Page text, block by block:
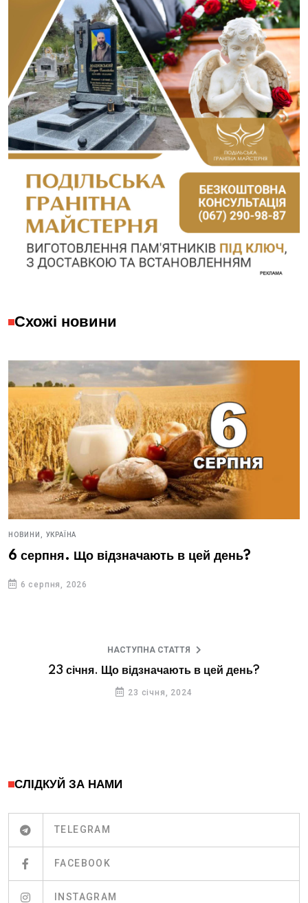
Схожі новини
НОВИНИ, УКРАЇНА
6 серпня. Що відзначають в цей день?
6 серпня, 2026
НАСТУПНА СТАТТЯ
23 січня. Що відзначають в цей день?
23 січня, 2024
СЛІДКУЙ ЗА НАМИ
TELEGRAM
FACEBOOK
INSTAGRAM